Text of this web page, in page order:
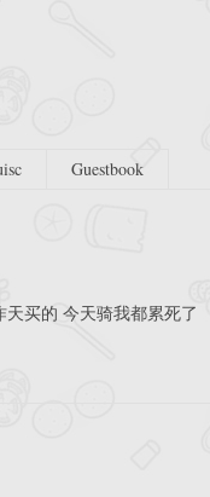
Guestbook
买的 今天骑我都累死了